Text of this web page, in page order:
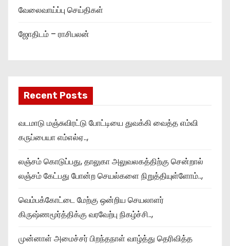
வேலைவாய்ப்பு செய்திகள்
ஜோதிடம் – ராசிபலன்
Recent Posts
வடமாடு மஞ்சுவிரட்டு போட்டியை துவக்கி வைத்த எம்வி
கருப்பையா எம்எல்ஏ..,
லஞ்சம் கொடுப்பது, தாலுகா அலுவலகத்திற்கு சென்றால்
லஞ்சம் கேட்பது போன்ற செயல்களை நிறுத்தியுள்ளோம்..,
வெம்பக்கோட்டை மேற்கு ஒன்றிய செயலாளர்
கிருஷ்ணமூர்த்திக்கு வரவேற்பு நிகழ்ச்சி..,
முன்னாள் அமைச்சர் பிறந்தநாள் வாழ்த்து தெரிவித்த